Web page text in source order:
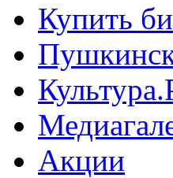
Купить
Акции